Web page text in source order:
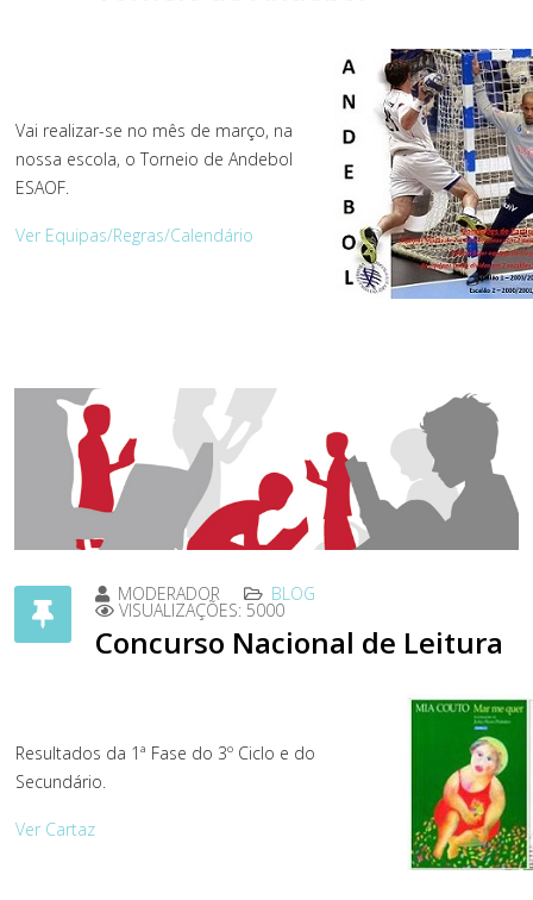
Vai realizar-se no mês de março, na
nossa escola, o Torneio de Andebol
ESAOF.
Ver Equipas/Regras/Calendário
MODERADOR BLOG
VISUALIZAÇÕES: 5000
Concurso Nacional de Leitura
Resultados da 1ª Fase do 3º Ciclo e do
Secundário.
Ver Cartaz